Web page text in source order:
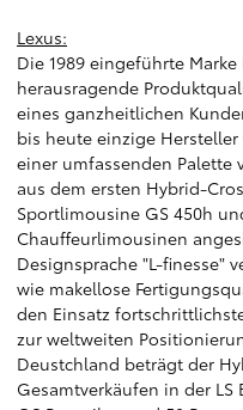
Lexus:
Die 1989 eingeführte
herausragende
eines ganzheitlichen
bis heute einzige
einer umfassenden Palette
aus dem ersten Hybrid-
Sportlimousine GS 450h
Chauffeurlimousinen
Designsprache "L-finesse"
wie makellose
den Einsatz
zur weltweiten
Deustchland beträgt der
Gesamtverkäufen in der